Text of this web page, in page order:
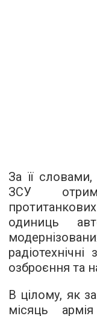
За її
ЗСУ
одиниць
озброєння та
В цілому, як
місяць